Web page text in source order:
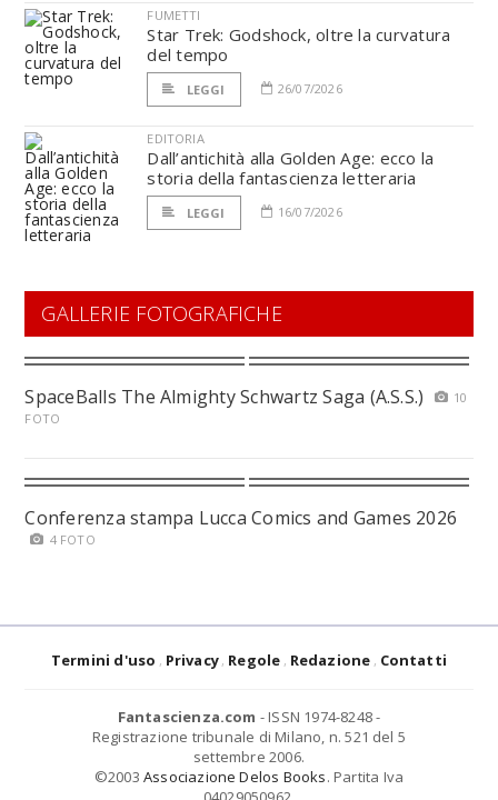
FUMETTI
Star Trek: Godshock, oltre la curvatura
del tempo
LEGGI 26/07/2026
EDITORIA
Dall’antichità alla Golden Age: ecco la
storia della fantascienza letteraria
LEGGI 16/07/2026
GALLERIE FOTOGRAFICHE
SpaceBalls The Almighty Schwartz Saga (A.S.S.)
10
FOTO
Conferenza stampa Lucca Comics and Games 2026
4 FOTO
Termini d'uso Privacy Regole Redazione Contatti
Fantascienza.com - ISSN 1974-8248 -
Registrazione tribunale di Milano, n. 521 del 5
settembre 2006.
©2003 Associazione Delos Books. Partita Iva